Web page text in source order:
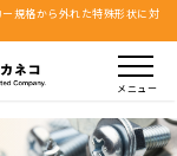
規格から外れた特殊形状に対
メニュー